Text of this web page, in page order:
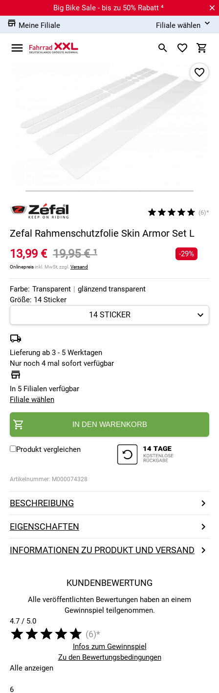
Big Bike Sale - bis zu 50% Rabatt ⁴
Meine Filiale
Filiale wählen
(6)*
Zefal Rahmenschutzfolie Skin Armor Set L
13,99 € 19,95 €¹
Onlinepreisinkl. MwSt, zzgl. Versand
-29%
Farbe: Transparent | glänzend transparent
Größe: 14 Sticker
Lieferung ab 3 - 5 Werktagen
Nur noch 4 mal sofort verfügbar
In 5 Filialen verfügbar
Filiale wählen
IN DEN WARENKORB
Produkt vergleichen
Artikelnummer: M000074328
BESCHREIBUNG
EIGENSCHAFTEN
INFORMATIONEN ZU PRODUKT UND VERSAND
KUNDENBEWERTUNG
Alle veröffentlichten Bewertungen haben an einem
Gewinnspiel teilgenommen.
4.7 / 5.0
(6)*
Infos zum Gewinnspiel
Zu den Bewertungsbedingungen
Alle anzeigen
6